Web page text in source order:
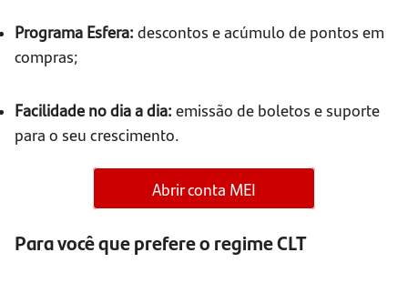
Programa Esfera: descontos e acúmulo de pontos em
compras;
Facilidade no dia a dia: emissão de boletos e suporte
para o seu crescimento.
Abrir conta MEI
Para você que prefere o regime CLT